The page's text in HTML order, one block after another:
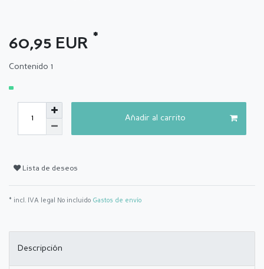
60,95 EUR *
Contenido 1
Añadir al carrito
Lista de deseos
* incl. IVA legal No incluido Gastos de envío
Descripción